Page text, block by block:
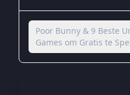
Poor Bunny & 9 Beste
Games om Gratis te